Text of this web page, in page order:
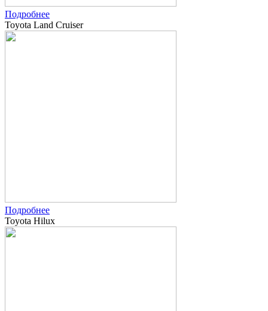
Подробнее
Toyota Land Cruiser
Подробнее
Toyota Hilux